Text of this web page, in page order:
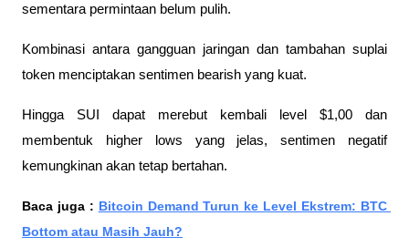
sementara permintaan belum pulih.
Kombinasi antara gangguan jaringan dan tambahan suplai
token menciptakan sentimen bearish yang kuat.
Hingga SUI dapat merebut kembali level $1,00 dan
membentuk higher lows yang jelas, sentimen negatif
kemungkinan akan tetap bertahan.
Baca juga : Bitcoin Demand Turun ke Level Ekstrem: BTC
Bottom atau Masih Jauh?